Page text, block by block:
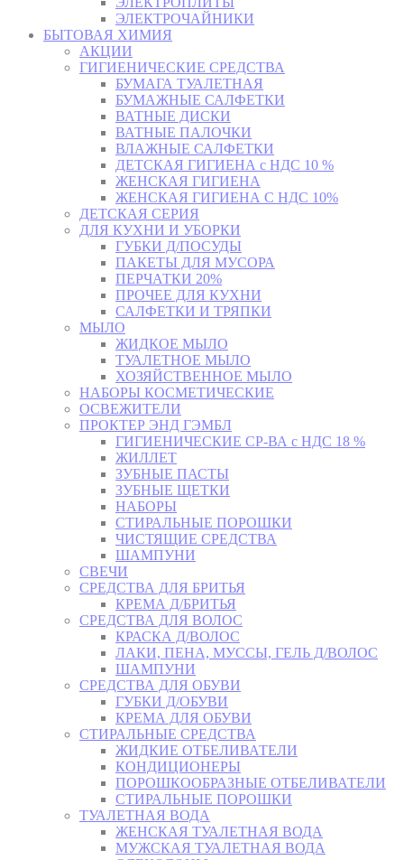
ЭЛЕКТРОЧАЙНИКИ
БЫТОВАЯ ХИМИЯ
АКЦИИ
ГИГИЕНИЧЕСКИЕ СРЕДСТВА
БУМАГА ТУАЛЕТНАЯ
БУМАЖНЫЕ САЛФЕТКИ
ВАТНЫЕ ДИСКИ
ВАТНЫЕ ПАЛОЧКИ
ВЛАЖНЫЕ САЛФЕТКИ
ДЕТСКАЯ ГИГИЕНА с НДС 10 %
ЖЕНСКАЯ ГИГИЕНА
ЖЕНСКАЯ ГИГИЕНА С НДС 10%
ДЕТСКАЯ СЕРИЯ
ДЛЯ КУХНИ И УБОРКИ
ГУБКИ Д/ПОСУДЫ
ПАКЕТЫ ДЛЯ МУСОРА
ПЕРЧАТКИ 20%
ПРОЧЕЕ ДЛЯ КУХНИ
САЛФЕТКИ И ТРЯПКИ
МЫЛО
ЖИДКОЕ МЫЛО
ТУАЛЕТНОЕ МЫЛО
ХОЗЯЙСТВЕННОЕ МЫЛО
НАБОРЫ КОСМЕТИЧЕСКИЕ
ОСВЕЖИТЕЛИ
ПРОКТЕР ЭНД ГЭМБЛ
ГИГИЕНИЧЕСКИЕ СР-ВА с НДС 18 %
ЖИЛЛЕТ
ЗУБНЫЕ ПАСТЫ
ЗУБНЫЕ ЩЕТКИ
НАБОРЫ
СТИРАЛЬНЫЕ ПОРОШКИ
ЧИСТЯЩИЕ СРЕДСТВА
ШАМПУНИ
СВЕЧИ
СРЕДСТВА ДЛЯ БРИТЬЯ
КРЕМА Д/БРИТЬЯ
СРЕДСТВА ДЛЯ ВОЛОС
КРАСКА Д/ВОЛОС
ЛАКИ, ПЕНА, МУССЫ, ГЕЛЬ Д/ВОЛОС
ШАМПУНИ
СРЕДСТВА ДЛЯ ОБУВИ
ГУБКИ Д/ОБУВИ
КРЕМА ДЛЯ ОБУВИ
СТИРАЛЬНЫЕ СРЕДСТВА
ЖИДКИЕ ОТБЕЛИВАТЕЛИ
КОНДИЦИОНЕРЫ
ПОРОШКООБРАЗНЫЕ ОТБЕЛИВАТЕЛИ
СТИРАЛЬНЫЕ ПОРОШКИ
ТУАЛЕТНАЯ ВОДА
ЖЕНСКАЯ ТУАЛЕТНАЯ ВОДА
МУЖСКАЯ ТУАЛЕТНАЯ ВОДА